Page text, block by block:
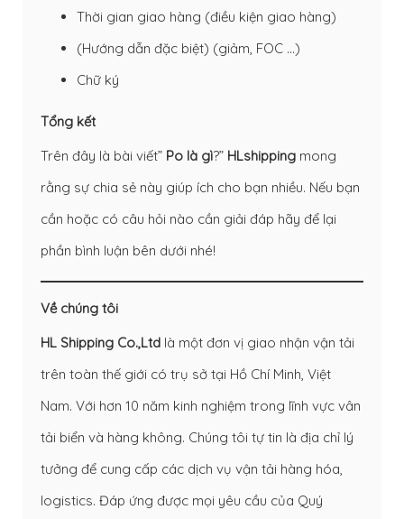
Thời gian giao hàng (điều kiện giao hàng)
(Hướng dẫn đặc biệt) (giảm, FOC …)
Chữ ký
Tổng kết
Trên đây là bài viết” Po là gì?” HLshipping mong
rằng sự chia sẻ này giúp ích cho bạn nhiều. Nếu bạn
cần hoặc có câu hỏi nào cần giải đáp hãy để lại
phần bình luận bên dưới nhé!
Về chúng tôi
HL Shipping Co.,Ltd là một đơn vị giao nhận vận tải
trên toàn thế giới có trụ sở tại Hồ Chí Minh, Việt
Nam. Với hơn 10 năm kinh nghiệm trong lĩnh vực vân
tải biển và hàng không. Chúng tôi tự tin là địa chỉ lý
tưởng để cung cấp các dịch vụ vận tải hàng hóa,
logistics. Đáp ứng được mọi yêu cầu của Quý